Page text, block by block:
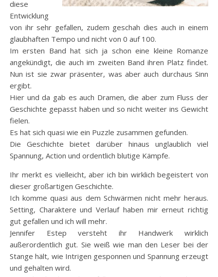
diese
Entwicklung
von ihr sehr gefallen, zudem geschah dies auch in einem
glaubhaften Tempo und nicht von 0 auf 100.
Im ersten Band hat sich ja schon eine kleine Romanze
angekündigt, die auch im zweiten Band ihren Platz findet.
Nun ist sie zwar präsenter, was aber auch durchaus Sinn
ergibt.
Hier und da gab es auch Dramen, die aber zum Fluss der
Geschichte gepasst haben und so nicht weiter ins Gewicht
fielen.
Es hat sich quasi wie ein Puzzle zusammen gefunden.
Die Geschichte bietet darüber hinaus unglaublich viel
Spannung, Action und ordentlich blutige Kämpfe.
Ihr merkt es vielleicht, aber ich bin wirklich begeistert von
dieser großartigen Geschichte.
Ich komme quasi aus dem Schwärmen nicht mehr heraus.
Setting, Charaktere und Verlauf haben mir erneut richtig
gut gefallen und ich will mehr.
Jennifer Estep versteht ihr Handwerk wirklich
außerordentlich gut. Sie weiß wie man den Leser bei der
Stange hält, wie Intrigen gesponnen und Spannung erzeugt
und gehalten wird.